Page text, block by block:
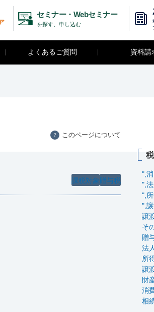
セミナー・Webセミナー
を探す、申し込む
よくあるご質問 資料請
？ このページについて
贈与税
課税対象
",
",
",
",
譲
そ
贈
法
所
譲
財
消
相